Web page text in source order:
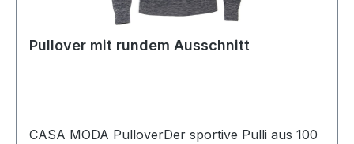
Pullover mit rundem Ausschnitt
CASA MODA PulloverDer sportive Pulli aus 100